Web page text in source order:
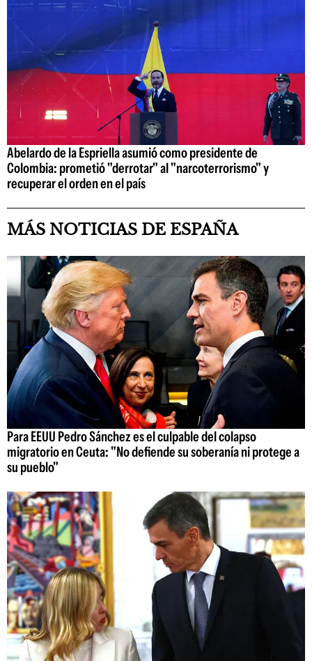
Abelardo de la Espriella asumió como presidente de
Colombia: prometió "derrotar" al "narcoterrorismo" y
recuperar el orden en el país
MÁS NOTICIAS DE ESPAÑA
Para EEUU Pedro Sánchez es el culpable del colapso
migratorio en Ceuta: "No defiende su soberanía ni protege a
su pueblo"